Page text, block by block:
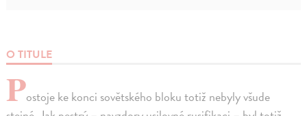
O TITULE
Postoje ke konci sovětského bloku totiž nebyly všude